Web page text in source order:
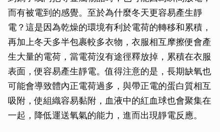
而有被電到的感覺。至於為什麼冬天更容易產生靜
電？這是因為乾燥的環境有利於電荷的轉移和累積，
再加上冬天多半包裹較多衣物，衣服相互摩擦便會產
生大量的電荷，當電荷沒有途徑釋放掉，累積在衣服
表面，便容易產生靜電。值得注意的是，長期缺氧也
可能會導致體內正電荷過多，與帶正電的蛋白質相互
吸附，使組織容易黏附，血液中的紅血球也會聚集在
一起，降低運送氧氣的能力，進而出現靜電反應。